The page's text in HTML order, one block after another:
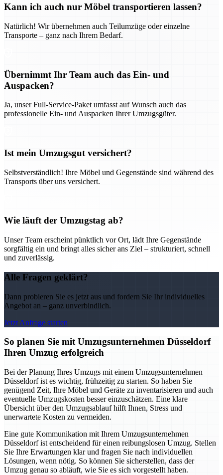
Kann ich auch nur Möbel transportieren lassen?
Natürlich! Wir übernehmen auch Teilumzüge oder einzelne
Transporte – ganz nach Ihrem Bedarf.
Übernimmt Ihr Team auch das Ein- und
Auspacken?
Ja, unser Full-Service-Paket umfasst auf Wunsch auch das
professionelle Ein- und Auspacken Ihrer Umzugsgüter.
Ist mein Umzugsgut versichert?
Selbstverständlich! Ihre Möbel und Gegenstände sind während des
Transports über uns versichert.
Wie läuft der Umzugstag ab?
Unser Team erscheint pünktlich vor Ort, lädt Ihre Gegenstände
sorgfältig ein und bringt alles sicher ans Ziel – strukturiert, schnell
und zuverlässig.
Alle Fragen geklärt?
Dann probieren Sie es jetzt aus und fordern Sie Ihr individuelles
Angebot an – ganz unverbindlich.
Jetzt Anfrage starten
So planen Sie mit Umzugsunternehmen Düsseldorf
Ihren Umzug erfolgreich
Bei der Planung Ihres Umzugs mit einem Umzugsunternehmen
Düsseldorf ist es wichtig, frühzeitig zu starten. So haben Sie
genügend Zeit, Ihre Möbel und Geräte zu inventarisieren und auch
eventuelle Umzugskosten besser einzuschätzen. Eine klare
Übersicht über den Umzugsablauf hilft Ihnen, Stress und
unerwartete Kosten zu vermeiden.
Eine gute Kommunikation mit Ihrem Umzugsunternehmen
Düsseldorf ist entscheidend für einen reibungslosen Umzug. Stellen
Sie Ihre Erwartungen klar und fragen Sie nach individuellen
Lösungen, wenn nötig. So können Sie sicherstellen, dass der
Umzug genau so abläuft, wie Sie es sich vorgestellt haben.